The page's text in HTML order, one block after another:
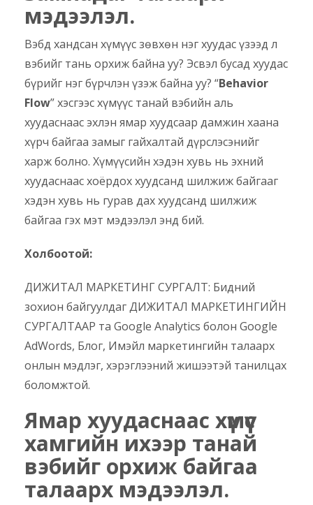
мэдээлэл.
Вэбд хандсан хүмүүс зөвхөн нэг хуудас үзээд л
вэбийг тань орхиж байна уу? Эсвэл бусад хуудас
бүрийг нэг бүрчлэн үзэж байна уу? “Behavior
Flow” хэсгээс хүмүүс танай вэбийн аль
хуудаснаас эхлэн ямар хуудсаар дамжин хаана
хүрч байгаа замыг гайхалтай дүрслэсэнийг
харж болно. Хүмүүсийн хэдэн хувь нь эхний
хуудаснаас хоёрдох хуудсанд шилжиж байгааг
хэдэн хувь нь гурав дах хуудсанд шилжиж
байгаа гэх мэт мэдээлэл энд бий.
Холбоотой:
ДИЖИТАЛ МАРКЕТИНГ СУРГАЛТ: Бидний
зохион байгуулдаг ДИЖИТАЛ МАРКЕТИНГИЙН
СУРГАЛТААР та Google Analytics болон Google
AdWords, Блог, Имэйл маркетингийн талаарх
онлын мэдлэг, хэрэглээний жишээтэй танилцах
боломжтой.
Ямар хуудаснаас хүмүүс
хамгийн ихээр танай
вэбийг орхиж байгаа
талаарх мэдээлэл.